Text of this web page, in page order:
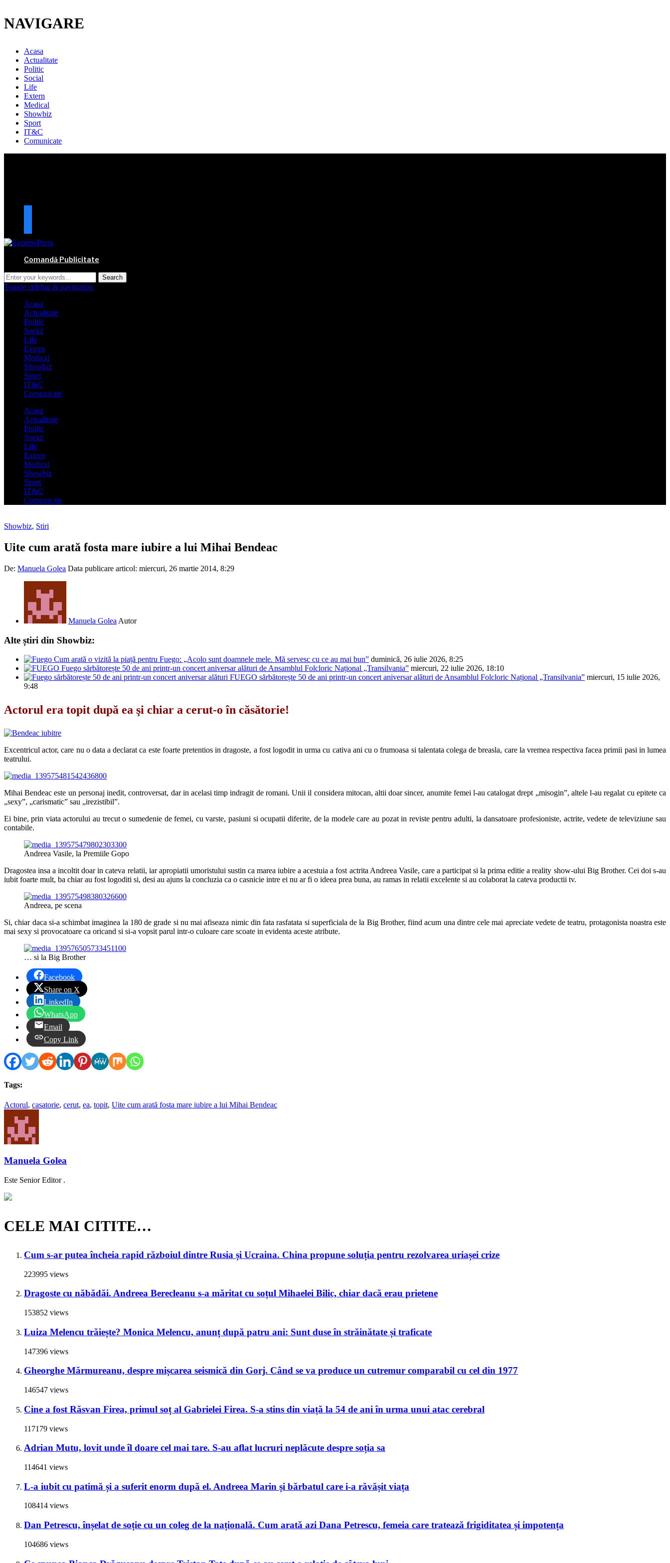
NAVIGARE
Acasa
Actualitate
Politic
Social
Life
Extern
Medical
Showbiz
Sport
IT&C
Comunicate
Comandă Publicitate
Toggle sidebar & navigation
Acasa
Actualitate
Politic
Social
Life
Extern
Medical
Showbiz
Sport
IT&C
Comunicate
Acasa
Actualitate
Politic
Social
Life
Extern
Medical
Showbiz
Sport
IT&C
Comunicate
Showbiz, Stiri
Uite cum arată fosta mare iubire a lui Mihai Bendeac
De: Manuela Golea Data publicare articol: miercuri, 26 martie 2014, 8:29
Manuela Golea Autor
Alte știri din Showbiz:
Cum arată o vizită la piață pentru Fuego: „Acolo sunt doamnele mele. Mă servesc cu ce au mai bun” duminică, 26 iulie 2026, 8:25
Fuego sărbătorește 50 de ani printr-un concert aniversar alături de Ansamblul Folcloric Național „Transilvania” miercuri, 22 iulie 2026, 18:10
FUEGO sărbătorește 50 de ani printr-un concert aniversar alături de Ansamblul Folcloric Național „Transilvania” miercuri, 15 iulie 2026,
9:48
Actorul era topit după ea şi chiar a cerut-o în căsătorie!
Excentricul actor, care nu o data a declarat ca este foarte pretentios in dragoste, a fost logodit in urma cu cativa ani cu o frumoasa si talentata colega de breasla, care la vremea respectiva facea primii pasi in lumea
teatrului.
Mihai Bendeac este un personaj inedit, controversat, dar in acelasi timp indragit de romani. Unii il considera mitocan, altii doar sincer, anumite femei l-au catalogat drept „misogin”, altele l-au regalat cu epitete ca
„sexy”, „carismatic” sau „irezistibil”.
Ei bine, prin viata actorului au trecut o sumedenie de femei, cu varste, pasiuni si ocupatii diferite, de la modele care au pozat in reviste pentru adulti, la dansatoare profesioniste, actrite, vedete de televiziune sau
contabile.
Andreea Vasile, la Premiile Gopo
Dragostea insa a incoltit doar in cateva relatii, iar apropiatii umoristului sustin ca marea iubire a acestuia a fost actrita Andreea Vasile, care a participat si la prima editie a reality show-ului Big Brother. Cei doi s-au
iubit foarte mult, ba chiar au fost logoditi si, desi au ajuns la concluzia ca o casnicie intre ei nu ar fi o ideea prea buna, au ramas in relatii excelente si au colaborat la cateva productii tv.
Andreea, pe scena
Si, chiar daca si-a schimbat imaginea la 180 de grade si nu mai afiseaza nimic din fata rasfatata si superficiala de la Big Brother, fiind acum una dintre cele mai apreciate vedete de teatru, protagonista noastra este
mai sexy si provocatoare ca oricand si si-a vopsit parul intr-o culoare care scoate in evidenta aceste atribute.
… si la Big Brother
Facebook
Share on X
LinkedIn
WhatsApp
Email
Copy Link
Tags:
Actorul, casatorie, cerut, ea, topit, Uite cum arată fosta mare iubire a lui Mihai Bendeac
Manuela Golea
Este Senior Editor .
CELE MAI CITITE…
Cum s-ar putea încheia rapid războiul dintre Rusia și Ucraina. China propune soluția pentru rezolvarea uriașei crize
223995 views
Dragoste cu năbădăi. Andreea Berecleanu s-a măritat cu soțul Mihaelei Bilic, chiar dacă erau prietene
153852 views
Luiza Melencu trăiește? Monica Melencu, anunț după patru ani: Sunt duse în străinătate și traficate
147396 views
Gheorghe Mărmureanu, despre mișcarea seismică din Gorj. Când se va produce un cutremur comparabil cu cel din 1977
146547 views
Cine a fost Răsvan Firea, primul soț al Gabrielei Firea. S-a stins din viață la 54 de ani în urma unui atac cerebral
117179 views
Adrian Mutu, lovit unde îl doare cel mai tare. S-au aflat lucruri neplăcute despre soția sa
114641 views
L-a iubit cu patimă și a suferit enorm după el. Andreea Marin și bărbatul care i-a răvășit viața
108414 views
Dan Petrescu, înșelat de soție cu un coleg de la națională. Cum arată azi Dana Petrescu, femeia care tratează frigiditatea și impotența
104686 views